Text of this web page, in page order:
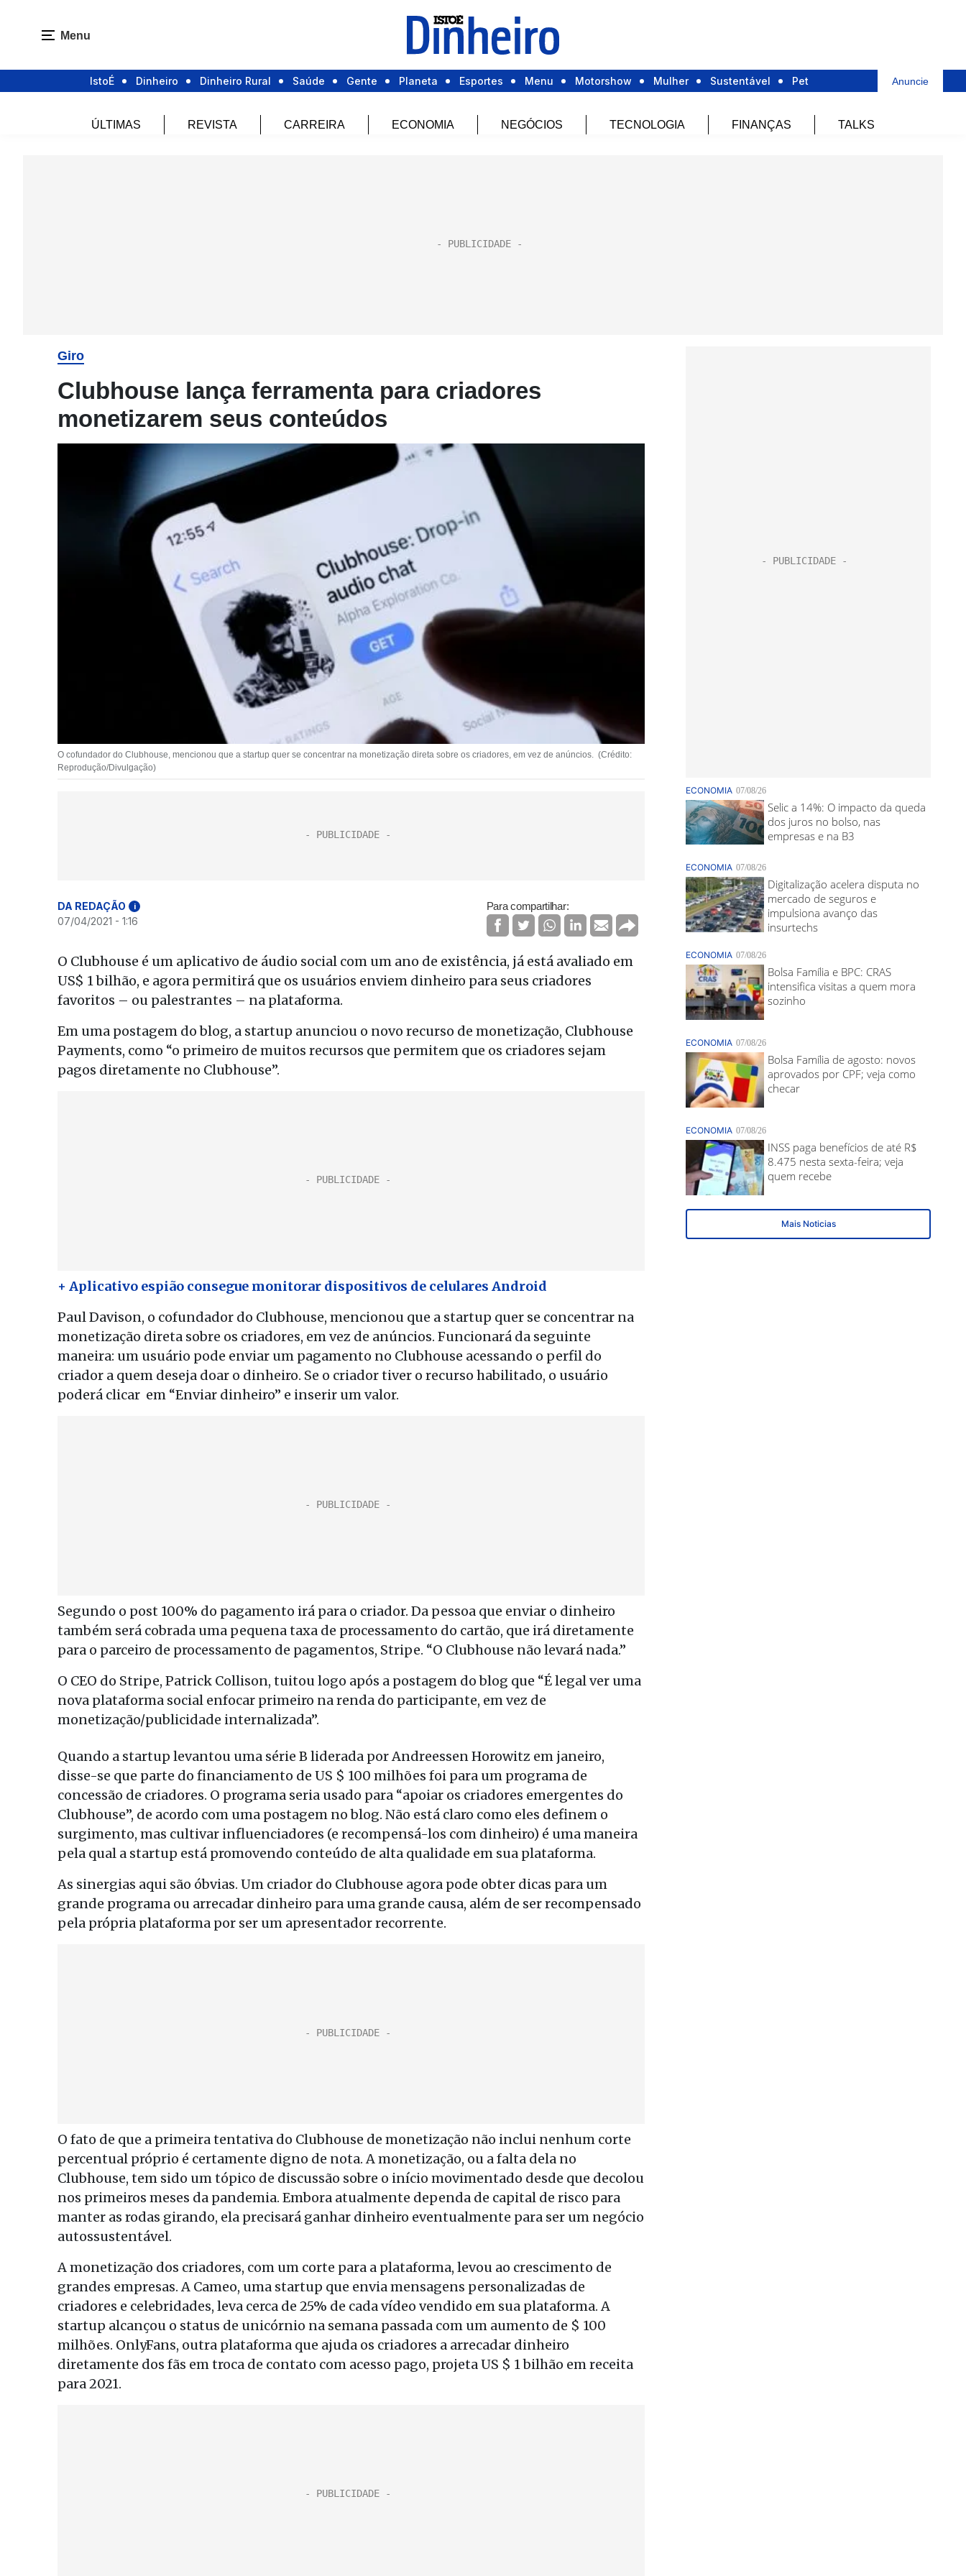
Menu
IstoÉ Dinheiro Dinheiro Rural Saúde Gente Planeta Esportes Menu Motorshow Mulher Sustentável Pet Anuncie
ÚLTIMAS REVISTA CARREIRA ECONOMIA NEGÓCIOS TECNOLOGIA FINANÇAS TALKS
Giro
Clubhouse lança ferramenta para criadores
monetizarem seus conteúdos
O cofundador do Clubhouse, mencionou que a startup quer se concentrar na monetização direta sobre os criadores, em vez de anúncios. (Crédito:
Reprodução/Divulgação)
DA REDAÇÃO i
07/04/2021 - 1:16
Para compartilhar:
O Clubhouse é um aplicativo de áudio social com um ano de existência, já está avaliado em
US$ 1 bilhão, e agora permitirá que os usuários enviem dinheiro para seus criadores
favoritos – ou palestrantes – na plataforma.
Em uma postagem do blog, a startup anunciou o novo recurso de monetização, Clubhouse
Payments, como “o primeiro de muitos recursos que permitem que os criadores sejam
pagos diretamente no Clubhouse”.
+ Aplicativo espião consegue monitorar dispositivos de celulares Android
Paul Davison, o cofundador do Clubhouse, mencionou que a startup quer se concentrar na
monetização direta sobre os criadores, em vez de anúncios. Funcionará da seguinte
maneira: um usuário pode enviar um pagamento no Clubhouse acessando o perfil do
criador a quem deseja doar o dinheiro. Se o criador tiver o recurso habilitado, o usuário
poderá clicar em “Enviar dinheiro” e inserir um valor.
Segundo o post 100% do pagamento irá para o criador. Da pessoa que enviar o dinheiro
também será cobrada uma pequena taxa de processamento do cartão, que irá diretamente
para o parceiro de processamento de pagamentos, Stripe. “O Clubhouse não levará nada.”
O CEO do Stripe, Patrick Collison, tuitou logo após a postagem do blog que “É legal ver uma
nova plataforma social enfocar primeiro na renda do participante, em vez de
monetização/publicidade internalizada”.
Quando a startup levantou uma série B liderada por Andreessen Horowitz em janeiro,
disse-se que parte do financiamento de US $ 100 milhões foi para um programa de
concessão de criadores. O programa seria usado para “apoiar os criadores emergentes do
Clubhouse”, de acordo com uma postagem no blog. Não está claro como eles definem o
surgimento, mas cultivar influenciadores (e recompensá-los com dinheiro) é uma maneira
pela qual a startup está promovendo conteúdo de alta qualidade em sua plataforma.
As sinergias aqui são óbvias. Um criador do Clubhouse agora pode obter dicas para um
grande programa ou arrecadar dinheiro para uma grande causa, além de ser recompensado
pela própria plataforma por ser um apresentador recorrente.
O fato de que a primeira tentativa do Clubhouse de monetização não inclui nenhum corte
percentual próprio é certamente digno de nota. A monetização, ou a falta dela no
Clubhouse, tem sido um tópico de discussão sobre o início movimentado desde que decolou
nos primeiros meses da pandemia. Embora atualmente dependa de capital de risco para
manter as rodas girando, ela precisará ganhar dinheiro eventualmente para ser um negócio
autossustentável.
A monetização dos criadores, com um corte para a plataforma, levou ao crescimento de
grandes empresas. A Cameo, uma startup que envia mensagens personalizadas de
criadores e celebridades, leva cerca de 25% de cada vídeo vendido em sua plataforma. A
startup alcançou o status de unicórnio na semana passada com um aumento de $ 100
milhões. OnlyFans, outra plataforma que ajuda os criadores a arrecadar dinheiro
diretamente dos fãs em troca de contato com acesso pago, projeta US $ 1 bilhão em receita
para 2021.